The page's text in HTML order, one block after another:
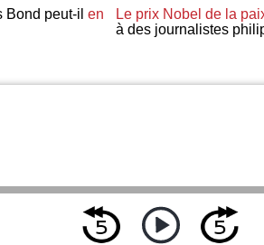
peut-il en
Le prix Nobel de la
à des journalistes